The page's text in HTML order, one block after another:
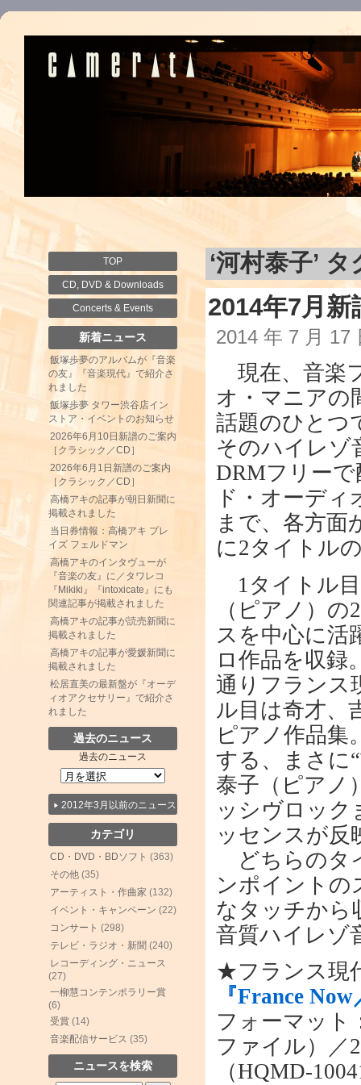
TOP
CD, DVD & Downloads
Concerts & Events
新着ニュース
飯塚歩夢のアルバムが『音楽
の友』『音楽現代』で紹介さ
れました
飯塚歩夢 タワー渋谷店イン
ストア・イベントのお知らせ
2026年6月10日新譜のご案内
［クラシック／CD］
2026年6月1日新譜のご案内
［クラシック／CD］
高橋アキの記事が朝日新聞に
掲載されました
当日券情報：高橋アキ プレ
イズ フェルドマン
高橋アキのインタヴューが
『音楽の友』に／タワレコ
『Mikiki』『intoxicate』にも
関連記事が掲載されました
高橋アキの記事が読売新聞に
掲載されました
高橋アキの記事が愛媛新聞に
掲載されました
松居直美の最新盤が『オーデ
ィオアクセサリー』で紹介さ
れました
過去のニュース
過去のニュース
2012年3月以前のニュース
カテゴリ
CD・DVD・BDソフト (363)
その他 (35)
アーティスト・作曲家 (132)
イベント・キャンペーン (22)
コンサート (298)
テレビ・ラジオ・新聞 (240)
レコーディング・ニュース
(27)
一柳慧コンテンポラリー賞
(6)
受賞 (14)
音楽配信サービス (35)
ニュースを検索
‘河村泰子’
2014年7月
2014 年 7 月 17
現在、音楽
オ・マニアの
話題のひとつ
そのハイレゾ
DRMフリー
ド・オーデ
まで、各方面
に2タイトル
1タイトル目
（ピアノ）
スを中心に活
ロ作品を収録
通りフランス
ル目は奇才、
ピアノ作品集
する、まさに
泰子（ピアノ
ッシヴロック
ッセンスが反
どちらのタ
ンポイントの
なタッチから
音質ハイレゾ
★フランス現
『France
フォーマット
ファイル）／
（HQMD-